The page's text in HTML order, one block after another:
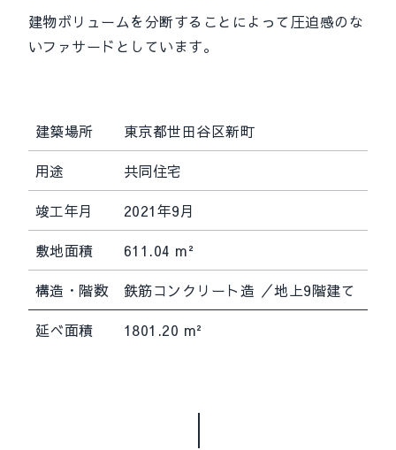
建物ボリュームを分断することによって圧迫感のな
いファサードとしています。
建築場所 東京都世田谷区新町
用途 共同住宅
竣工年月 2021年9月
敷地面積 611.04 m²
構造・階数 鉄筋コンクリート造 地上9階建て
延べ面積 1801.20 m²